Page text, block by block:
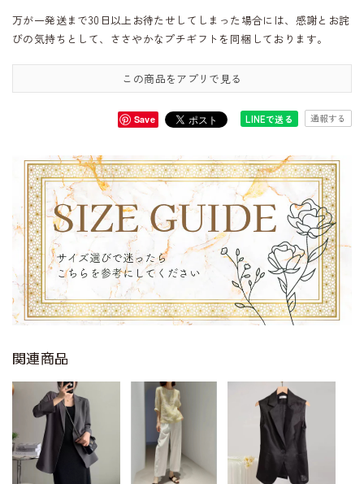
万が一発送まで30日以上お待たせしてしまった場合には、感謝とお詫
びの気持ちとして、ささやかなプチギフトを同梱しております。
この商品をアプリで見る
Save LINEで送る 通報する
関連商品